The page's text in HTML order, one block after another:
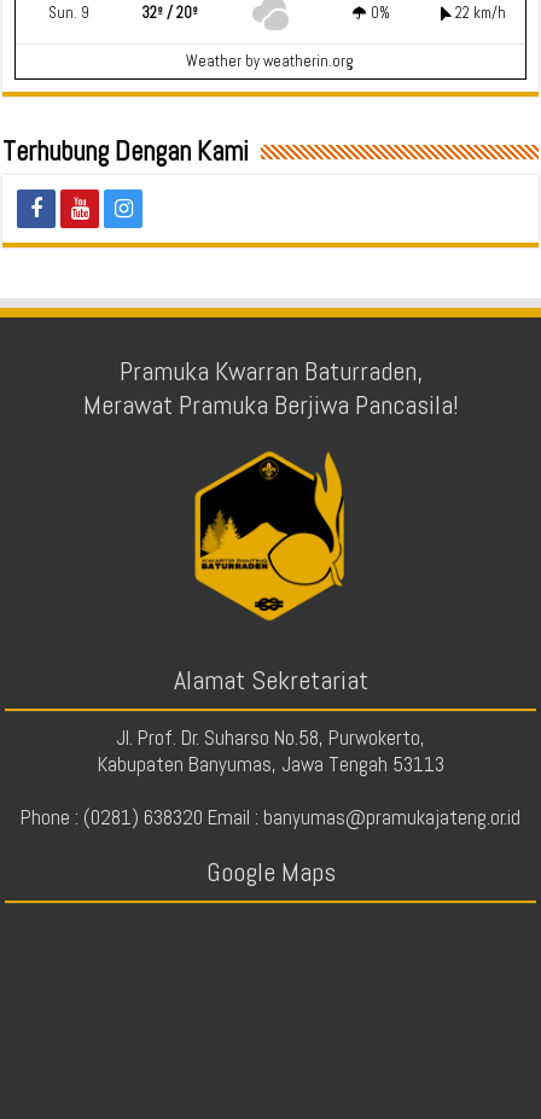
Sun. 9 32º / 20º 0% 22 km/h
Weather by weatherin.org
Terhubung Dengan Kami
Pramuka Kwarran Baturraden,
Merawat Pramuka Berjiwa Pancasila!
Alamat Sekretariat
Jl. Prof. Dr. Suharso No.58, Purwokerto,
Kabupaten Banyumas, Jawa Tengah 53113
Phone : (0281) 638320 Email : banyumas@pramukajateng.or.id
Google Maps